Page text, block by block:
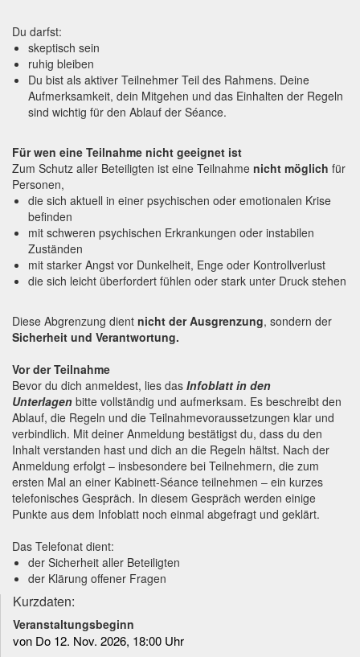
Du darfst:
skeptisch sein
ruhig bleiben
Du bist als aktiver Teilnehmer Teil des Rahmens. Deine
Aufmerksamkeit, dein Mitgehen und das Einhalten der Regeln
sind wichtig für den Ablauf der Séance.
Für wen eine Teilnahme nicht geeignet ist
Zum Schutz aller Beteiligten ist eine Teilnahme nicht möglich für
Personen,
die sich aktuell in einer psychischen oder emotionalen Krise
befinden
mit schweren psychischen Erkrankungen oder instabilen
Zuständen
mit starker Angst vor Dunkelheit, Enge oder Kontrollverlust
die sich leicht überfordert fühlen oder stark unter Druck stehen
Diese Abgrenzung dient nicht der Ausgrenzung, sondern der
Sicherheit und Verantwortung.
Vor der Teilnahme
Bevor du dich anmeldest, lies das Infoblatt in den
Unterlagen bitte vollständig und aufmerksam. Es beschreibt den
Ablauf, die Regeln und die Teilnahmevoraussetzungen klar und
verbindlich. Mit deiner Anmeldung bestätigst du, dass du den
Inhalt verstanden hast und dich an die Regeln hältst. Nach der
Anmeldung erfolgt – insbesondere bei Teilnehmern, die zum
ersten Mal an einer Kabinett-Séance teilnehmen – ein kurzes
telefonisches Gespräch. In diesem Gespräch werden einige
Punkte aus dem Infoblatt noch einmal abgefragt und geklärt.
Das Telefonat dient:
der Sicherheit aller Beteiligten
der Klärung offener Fragen
Kurzdaten:
Veranstaltungsbeginn
von Do 12. Nov. 2026, 18:00 Uhr